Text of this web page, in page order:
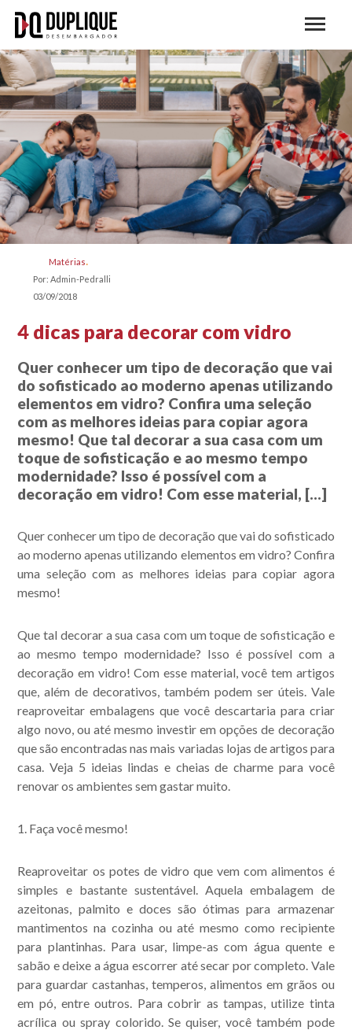
Acompanhe nossas
publicações.
Matérias
Por: Admin-Pedralli
03/09/2018
4 dicas para decorar com vidro
Quer conhecer um tipo de decoração que vai
do sofisticado ao moderno apenas utilizando
elementos em vidro? Confira uma seleção
com as melhores ideias para copiar agora
mesmo! Que tal decorar a sua casa com um
toque de sofisticação e ao mesmo tempo
modernidade? Isso é possível com a
decoração em vidro! Com esse material, […]
Quer conhecer um tipo de decoração que vai do sofisticado
ao moderno apenas utilizando elementos em vidro? Confira
uma seleção com as melhores ideias para copiar agora
mesmo!
Que tal decorar a sua casa com um toque de sofisticação e
ao mesmo tempo modernidade? Isso é possível com a
decoração em vidro! Com esse material, você tem artigos
que, além de decorativos, também podem ser úteis. Vale
reaproveitar embalagens que você descartaria para criar
algo novo, ou até mesmo investir em opções de decoração
que são encontradas nas mais variadas lojas de artigos para
casa. Veja 5 ideias lindas e cheias de charme para você
renovar os ambientes sem gastar muito.
1. Faça você mesmo!
Reaproveitar os potes de vidro que vem com alimentos é
simples e bastante sustentável. Aquela embalagem de
azeitonas, palmito e doces são ótimas para armazenar
mantimentos na cozinha ou até mesmo como recipiente
para plantinhas. Para usar, limpe-as com água quente e
sabão e deixe a água escorrer até secar por completo. Vale
para guardar castanhas, temperos, alimentos em grãos ou
em pó, entre outros. Para cobrir as tampas, utilize tinta
acrílica ou spray colorido. Se quiser, você também pode